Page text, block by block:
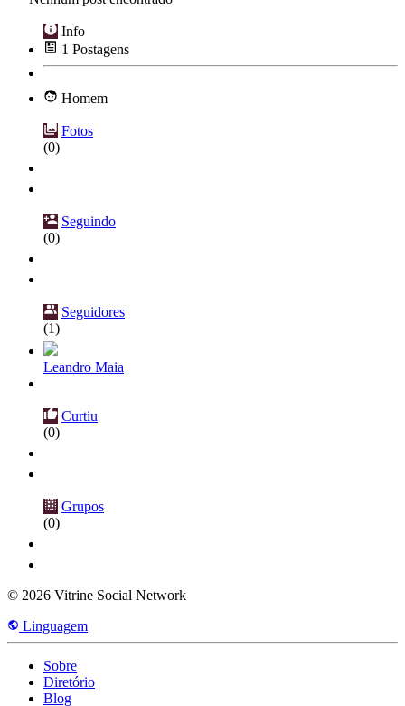
Info
1 Postagens
Homem
Fotos
(0)
Seguindo
(0)
Seguidores
(1)
Leandro Maia
Curtiu
(0)
Grupos
(0)
© 2026 Vitrine Social Network
Linguagem
Sobre
Diretório
Blog